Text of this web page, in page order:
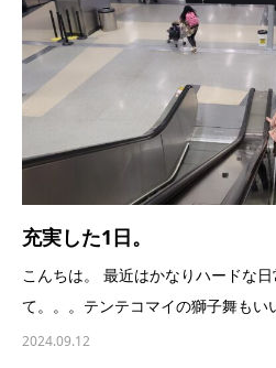
充実した1日。
こんちは。 最近はかなりハードな
て。。。テンテコマイの獅子舞も
2024.09.12